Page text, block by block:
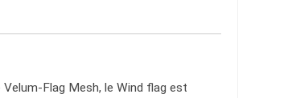
Flag Mesh, le Wind flag est